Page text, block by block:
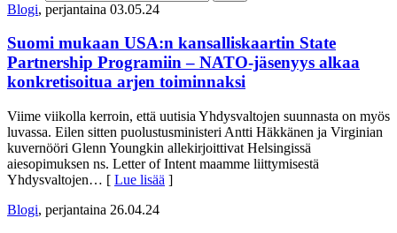
Blogi, perjantaina 03.05.24
Suomi mukaan USA:n kansalliskaartin State
Partnership Programiin – NATO-jäsenyys alkaa
konkretisoitua arjen toiminnaksi
Viime viikolla kerroin, että uutisia Yhdysvaltojen suunnasta on myös
luvassa. Eilen sitten puolustusministeri Antti Häkkänen ja Virginian
kuvernööri Glenn Youngkin allekirjoittivat Helsingissä
aiesopimuksen ns. Letter of Intent maamme liittymisestä
Yhdysvaltojen… [ Lue lisää ]
Blogi, perjantaina 26.04.24